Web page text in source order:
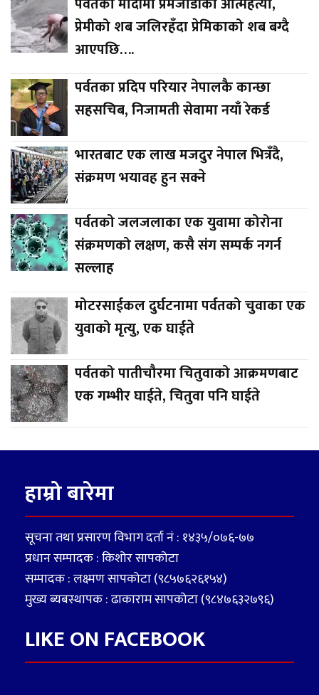
प्रेमीको शब जलिरहँदा प्रेमिकाको शब बग्दै
आएपछि….
पर्वतका प्रदिप परियार नेपालकै कान्छा
सहसचिब, निजामती सेवामा नयाँ रेकर्ड
भारतबाट एक लाख मजदुर नेपाल भित्रँदै,
संक्रमण भयावह हुन सक्ने
पर्वतको जलजलाका एक युवामा कोरोना
संक्रमणको लक्षण, कसै संग सम्पर्क नगर्न
सल्लाह
मोटरसाईकल दुर्घटनामा पर्वतको चुवाका एक
युवाको मृत्यु, एक घाईते
पर्वतको पातीचौरमा चितुवाको आक्रमणबाट
एक गम्भीर घाईते, चितुवा पनि घाईते
हाम्रो बारेमा
सूचना तथा प्रसारण विभाग दर्ता नं : १४३५/०७६-७७
प्रधान सम्पादक : किशोर सापकोटा
सम्पादक : लक्ष्मण सापकोटा (९८५७६२६१५४)
मुख्य ब्यबस्थापक : ढाकाराम सापकोटा (९८४७६३२७९६)
LIKE ON FACEBOOK